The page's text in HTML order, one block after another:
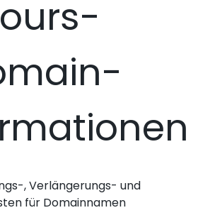
, Verlängerungs- und
für Domainnamen